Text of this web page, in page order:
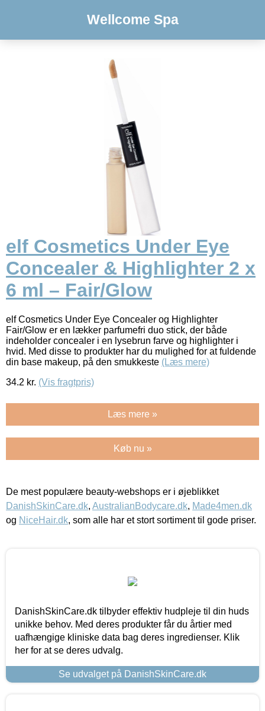
Wellcome Spa
elf Cosmetics Under Eye
Concealer & Highlighter 2 x
6 ml – Fair/Glow
elf Cosmetics Under Eye Concealer og Highlighter
Fair/Glow er en lækker parfumefri duo stick, der både
indeholder concealer i en lysebrun farve og highlighter i
hvid. Med disse to produkter har du mulighed for at fuldende
din base makeup, på den smukkeste (Læs mere)
34.2 kr. (Vis fragtpris)
Læs mere »
Køb nu »
De mest populære beauty-webshops er i øjeblikket
DanishSkinCare.dk, AustralianBodycare.dk, Made4men.dk
og NiceHair.dk, som alle har et stort sortiment til gode priser.
DanishSkinCare.dk tilbyder effektiv hudpleje til din huds
unikke behov. Med deres produkter får du årtier med
uafhængige kliniske data bag deres ingredienser. Klik
her for at se deres udvalg.
Se udvalget på DanishSkinCare.dk